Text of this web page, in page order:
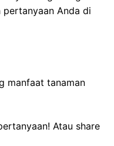
Anda di
manfaat tanaman
Atau share